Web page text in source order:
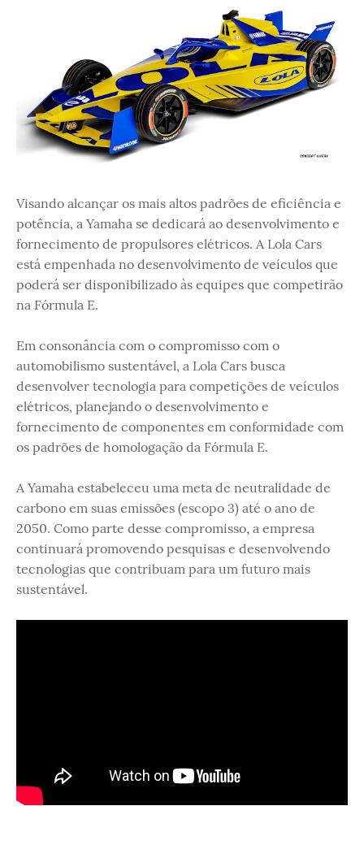
Visando alcançar os mais altos padrões de eficiência e
potência, a Yamaha se dedicará ao desenvolvimento e
fornecimento de propulsores elétricos. A Lola Cars
está empenhada no desenvolvimento de veículos que
poderá ser disponibilizado às equipes que competirão
na Fórmula E.
Em consonância com o compromisso com o
automobilismo sustentável, a Lola Cars busca
desenvolver tecnologia para competições de veículos
elétricos, planejando o desenvolvimento e
fornecimento de componentes em conformidade com
os padrões de homologação da Fórmula E.
A Yamaha estabeleceu uma meta de neutralidade de
carbono em suas emissões (escopo 3) até o ano de
2050. Como parte desse compromisso, a empresa
continuará promovendo pesquisas e desenvolvendo
tecnologias que contribuam para um futuro mais
sustentável.